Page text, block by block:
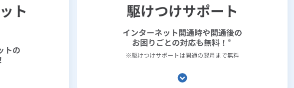
ト
トの
駆けつけサポート
インターネット開通時や開通後の
お困りごとの対応も無料！
※
※駆けつけサポートは開通の翌月まで無料